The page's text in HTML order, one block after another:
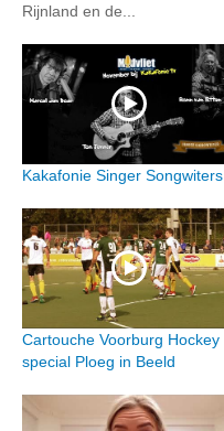
Rijnland en de...
Kakafonie Singer Songwiters
Cartouche Voorburg Hockey
special Ploeg in Beeld